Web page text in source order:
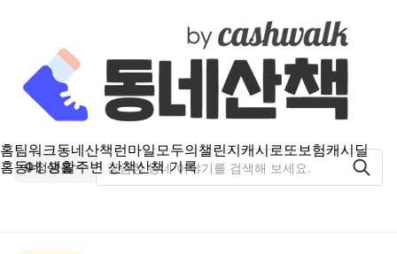
홈팀워크동네산책런마일모두의챌린지캐시로또보험캐시딜
홈동네 생활주변 산책산책 기록
정관읍